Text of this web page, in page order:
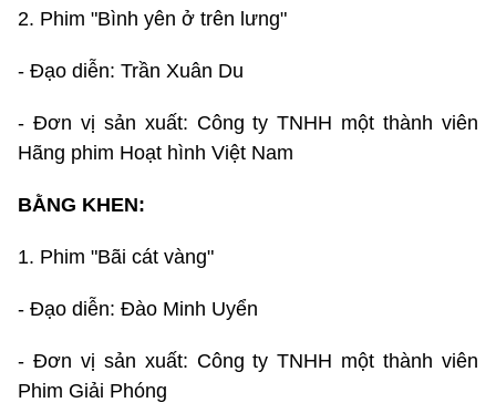
2. Phim "Bình yên ở trên lưng"
- Đạo diễn: Trần Xuân Du
- Đơn vị sản xuất: Công ty TNHH một thành viên
Hãng phim Hoạt hình Việt Nam
BẰNG KHEN:
1. Phim "Bãi cát vàng"
- Đạo diễn: Đào Minh Uyển
- Đơn vị sản xuất: Công ty TNHH một thành viên
Phim Giải Phóng